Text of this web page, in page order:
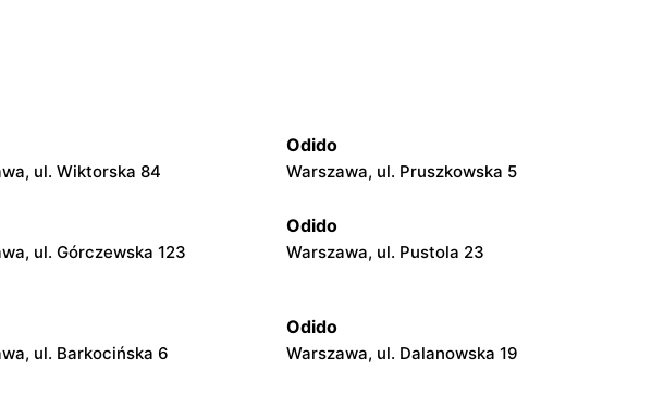
ul. Wiktorska 84
Odido
Warszawa, ul. Pruszkowska 5
ul. Górczewska 123
Odido
Warszawa, ul. Pustola 23
ul. Barkocińska 6
Odido
Warszawa, ul. Dalanowska 19